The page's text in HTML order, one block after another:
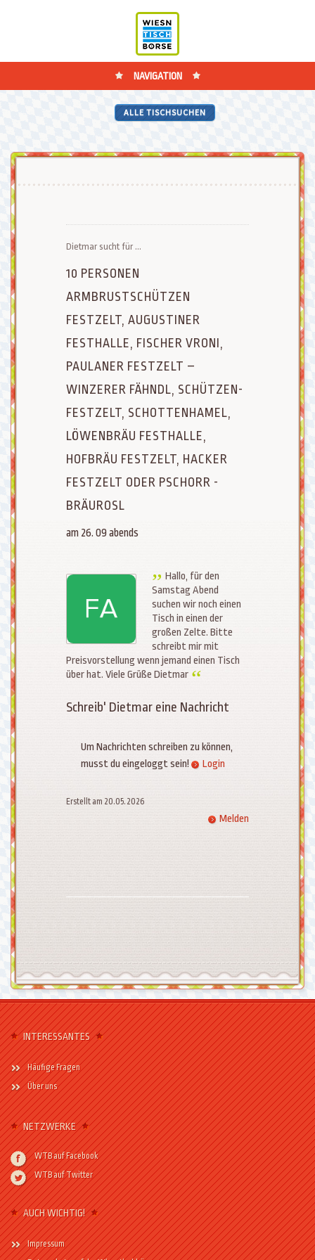
NAVIGATION
ALLE TISCHSUCHEN
Dietmar sucht für ...
10 PERSONEN
ARMBRUSTSCHÜTZEN
FESTZELT, AUGUSTINER
FESTHALLE, FISCHER VRONI,
PAULANER FESTZELT –
WINZERER FÄHNDL, SCHÜTZEN-
FESTZELT, SCHOTTENHAMEL,
LÖWENBRÄU FESTHALLE,
HOFBRÄU FESTZELT, HACKER
FESTZELT ODER PSCHORR -
BRÄUROSL
am 26. 09 abends
Hallo, für den
Samstag Abend
suchen wir noch einen
Tisch in einen der
großen Zelte. Bitte
schreibt mir mit
Preisvorstellung wenn jemand einen Tisch
über hat. Viele Grüße Dietmar
Schreib' Dietmar eine Nachricht
Um Nachrichten schreiben zu können,
musst du eingeloggt sein!
Login
Erstellt am 20.05.2026
Melden
INTERESSANTES
Häufige Fragen
Über uns
NETZWERKE
WTB auf Facebook
WTB auf Twitter
AUCH WICHTIG!
Impressum